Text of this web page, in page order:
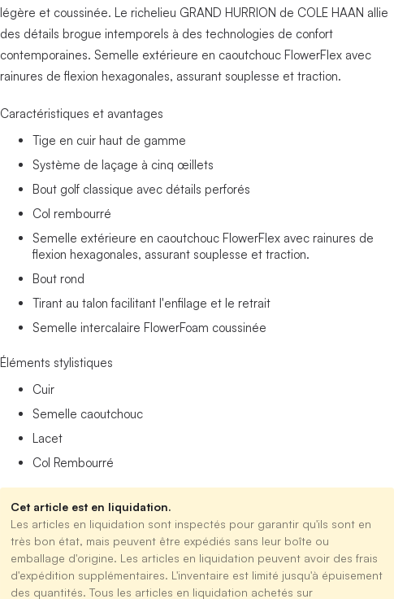
légère et coussinée. Le richelieu GRAND HURRION de COLE HAAN allie
des détails brogue intemporels à des technologies de confort
contemporaines. Semelle extérieure en caoutchouc FlowerFlex avec
rainures de flexion hexagonales, assurant souplesse et traction.
Caractéristiques et avantages
Tige en cuir haut de gamme
Système de laçage à cinq œillets
Bout golf classique avec détails perforés
Col rembourré
Semelle extérieure en caoutchouc FlowerFlex avec rainures de
flexion hexagonales, assurant souplesse et traction.
Bout rond
Tirant au talon facilitant l'enfilage et le retrait
Semelle intercalaire FlowerFoam coussinée
Éléments stylistiques
Cuir
Semelle caoutchouc
Lacet
Col Rembourré
Cet article est en liquidation.
Les articles en liquidation sont inspectés pour garantir qu'ils sont en
très bon état, mais peuvent être expédiés sans leur boîte ou
emballage d'origine. Les articles en liquidation peuvent avoir des frais
d'expédition supplémentaires. L'inventaire est limité jusqu'à épuisement
des quantités. Tous les articles en liquidation achetés sur